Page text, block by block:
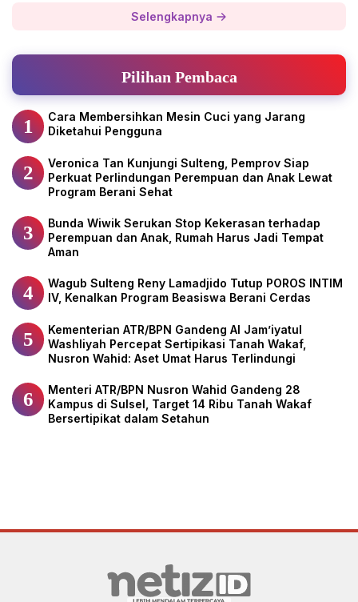
Selengkapnya
Pilihan Pembaca
1
Cara Membersihkan Mesin Cuci yang Jarang
Diketahui Pengguna
2
Veronica Tan Kunjungi Sulteng, Pemprov Siap
Perkuat Perlindungan Perempuan dan Anak Lewat
Program Berani Sehat
3
Bunda Wiwik Serukan Stop Kekerasan terhadap
Perempuan dan Anak, Rumah Harus Jadi Tempat
Aman
4
Wagub Sulteng Reny Lamadjido Tutup POROS INTIM
IV, Kenalkan Program Beasiswa Berani Cerdas
5
Kementerian ATR/BPN Gandeng Al Jam’iyatul
Washliyah Percepat Sertipikasi Tanah Wakaf,
Nusron Wahid: Aset Umat Harus Terlindungi
6
Menteri ATR/BPN Nusron Wahid Gandeng 28
Kampus di Sulsel, Target 14 Ribu Tanah Wakaf
Bersertipikat dalam Setahun